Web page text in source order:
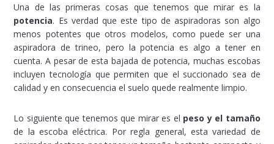
Una de las primeras cosas que tenemos que mirar es la
potencia. Es verdad que este tipo de aspiradoras son algo
menos potentes que otros modelos, como puede ser una
aspiradora de trineo, pero la potencia es algo a tener en
cuenta. A pesar de esta bajada de potencia, muchas escobas
incluyen tecnología que permiten que el succionado sea de
calidad y en consecuencia el suelo quede realmente limpio.
Lo siguiente que tenemos que mirar es el peso y el tamaño
de la escoba eléctrica. Por regla general, esta variedad de